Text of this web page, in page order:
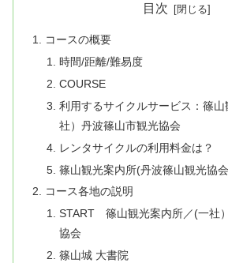
目次
コースの概要
時間/距離/難易度
COURSE
利用するサイクルサービス：篠
社）丹波篠山市観光協会
レンタサイクルの利用料金は？
篠山観光案内所(丹波篠山観光協
コース各地の説明
START 篠山観光案内所／(一社
協会
篠山城 大書院